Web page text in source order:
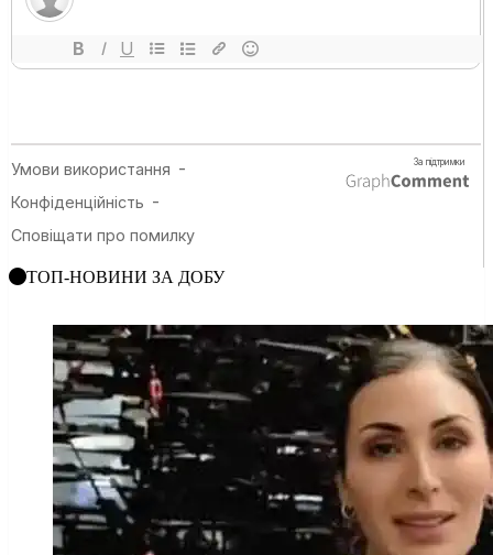
ТОП-НОВИНИ ЗА ДОБУ